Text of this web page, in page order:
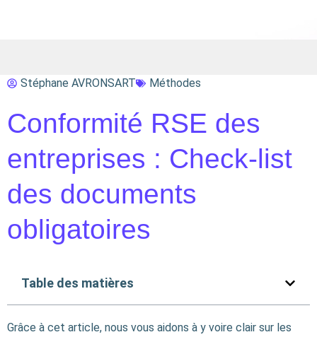
Stéphane AVRONSART Méthodes
Conformité RSE des
entreprises : Check‑list
des documents
obligatoires
Table des matières
Grâce à cet article, nous vous aidons à y voire clair sur les